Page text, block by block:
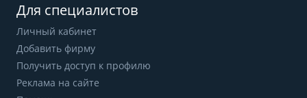
Для специалистов
Личный кабинет
Добавить фирму
Получить доступ к профилю
Реклама на сайте